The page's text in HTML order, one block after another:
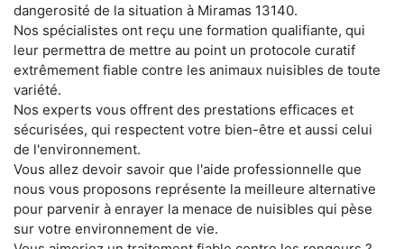
dangerosité de la situation à Miramas 13140.
Nos spécialistes ont reçu une formation qualifiante, qui
leur permettra de mettre au point un protocole curatif
extrêmement fiable contre les animaux nuisibles de toute
variété.
Nos experts vous offrent des prestations efficaces et
sécurisées, qui respectent votre bien-être et aussi celui
de l'environnement.
Vous allez devoir savoir que l'aide professionnelle que
nous vous proposons représente la meilleure alternative
pour parvenir à enrayer la menace de nuisibles qui pèse
sur votre environnement de vie.